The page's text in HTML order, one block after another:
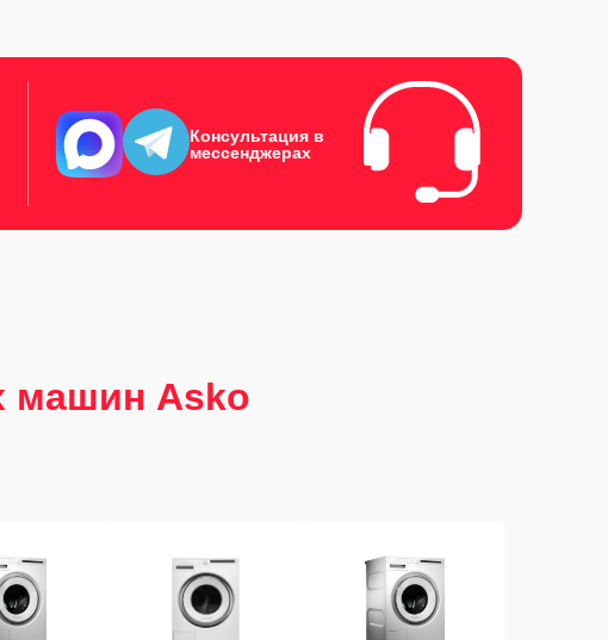
Консультация в
мессенджерах
машин Asko